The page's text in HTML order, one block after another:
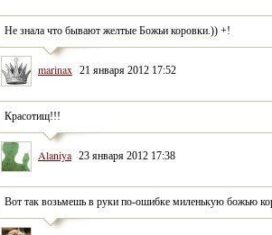
Не знала что бывают желтые Божьи коровки.)) +!
marinax 21 января 2012 17:52
Красотищ!!!
Alaniya 23 января 2012 17:38
Вот так возьмешь в руки по-ошибке миленькую божью